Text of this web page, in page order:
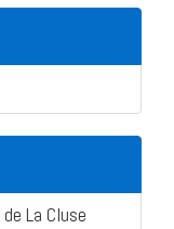
La Cluse